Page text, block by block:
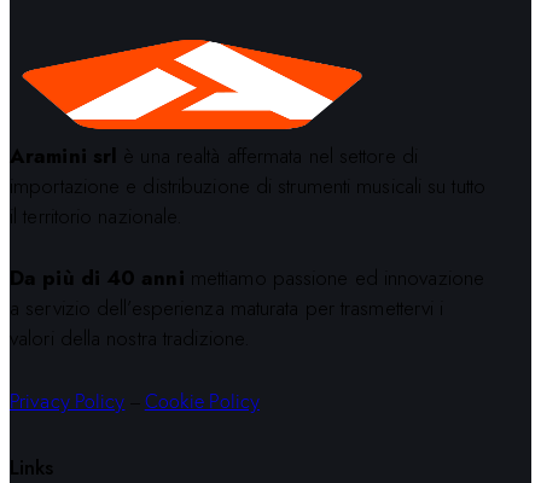
Aramini srl è una realtà affermata nel settore di
importazione e distribuzione di strumenti musicali su tutto
il territorio nazionale.
Da più di 40 anni mettiamo passione ed innovazione
a servizio dell’esperienza maturata per trasmettervi i
valori della nostra tradizione.
Privacy Policy Cookie Policy
Links